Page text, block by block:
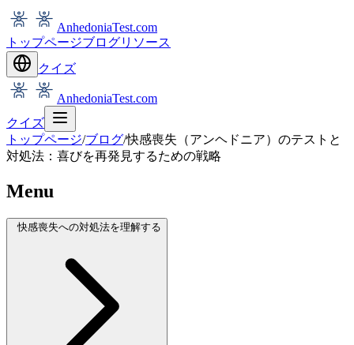
AnhedoniaTest.com
トップページブログリソース
クイズ
AnhedoniaTest.com
クイズ
トップページ/ブログ/快感喪失（アンヘドニア）のテストと
対処法：喜びを再発見するための戦略
Menu
快感喪失への対処法を理解する